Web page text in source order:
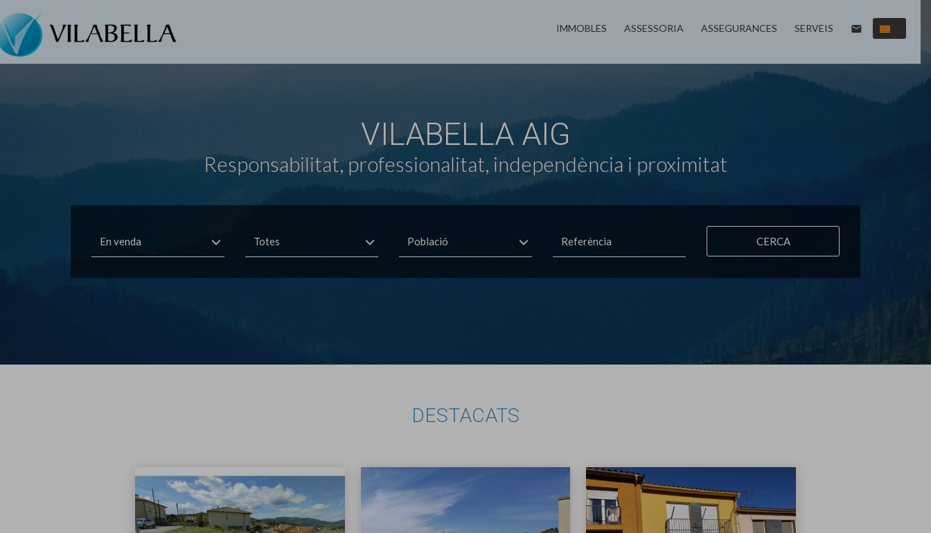
IMMOBLES ASSESSORIA ASSEGURANCES SERVEIS email
VILABELLA AIG
Responsabilitat, professionalitat, independència i proximitat
En venda Totes Població CERCA
DESTACATS